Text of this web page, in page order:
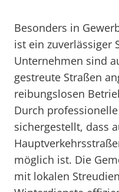
Besonders in
ist ein zuverlässiger
Unternehmen sind
gestreute Straßen
reibungslosen
Durch
sichergestellt, dass
möglich ist. Die
mit lokalen